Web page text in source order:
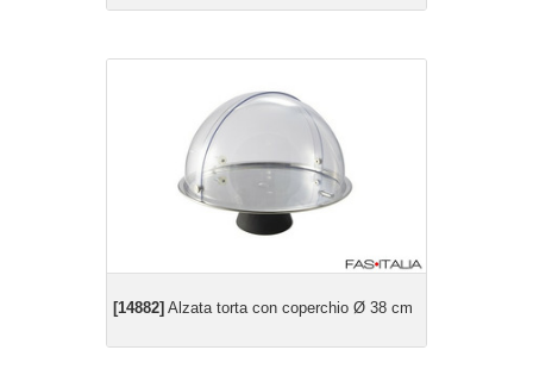
[14882] Alzata torta con coperchio Ø 38 cm